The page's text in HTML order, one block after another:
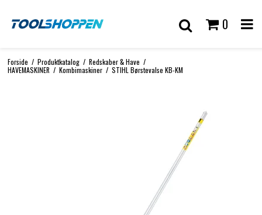
0
Forside / Produktkatalog / Redskaber & Have /
HAVEMASKINER / Kombimaskiner / STIHL Børstevalse KB-KM